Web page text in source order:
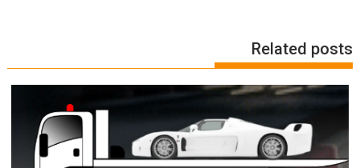
Related posts